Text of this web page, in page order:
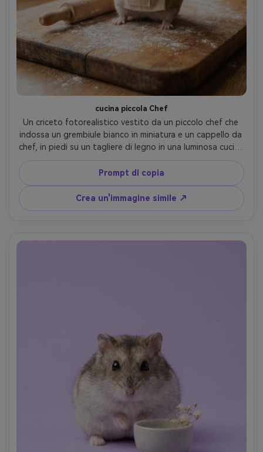
cucina piccola Chef
Un criceto fotorealistico vestito da un piccolo chef che
indossa un grembiule bianco in miniatura e un cappello da
chef, in piedi su un tagliere di legno in una luminosa cucina
domestica, polvere di farina sparsa e piccolo punta di
scatola, espressione giocosa, morbida luce diurna da
lato, scattato su Canon R5 50mm f/1.8, messa a fuoco
nitida sul viso, classificazione cinematografica dei colori,
dettaglio della pelliccia ultra-realistico-AR 4:5
Prompt di copia
Crea un'immagine simile ↗